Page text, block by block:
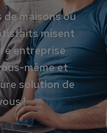
de maisons ou
misent
entreprise
même et
solution de
!